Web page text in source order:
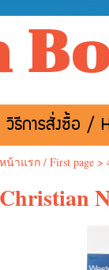
วิธีการสั่งซื้อ /
หน้าแรก / First page>
Christian